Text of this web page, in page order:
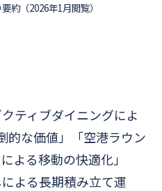
約（2026年1月閲覧）
ティブダイニングによ
的な価値」「空港ラウン
よる移動の快適化」
よる長期積み立て運